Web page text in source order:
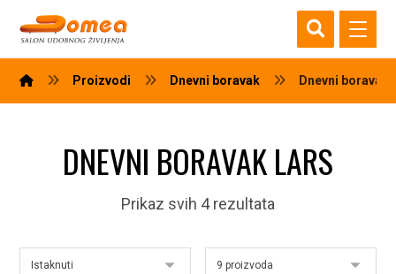
Proizvodi Dnevni boravak Dnevni boravak
DNEVNI BORAVAK LARS
Prikaz svih 4 rezultata